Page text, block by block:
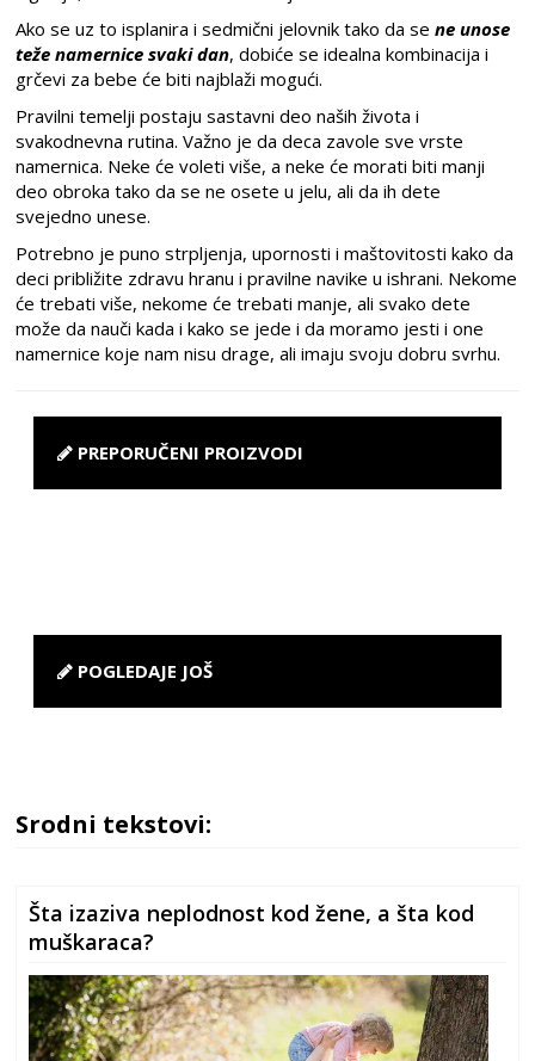
Ako se uz to isplanira i sedmični jelovnik tako da sene unose
teže namernice svaki dan, dobiće se idealna kombinacija i
grčevi za bebe će biti najblaži mogući.
Pravilni temelji postaju sastavni deo naših života i
svakodnevna rutina. Važno je da deca zavole sve vrste
namernica. Neke će voleti više, a neke će morati biti manji
deo obroka tako da se ne osete u jelu, ali da ih dete
svejedno unese.
Potrebno je puno strpljenja, upornosti i maštovitosti kako da
deci približite zdravu hranu i pravilne navike u ishrani. Nekome
će trebati više, nekome će trebati manje, ali svako dete
može da nauči kada i kako se jede i da moramo jesti i one
namernice koje nam nisu drage, ali imaju svoju dobru svrhu.
PREPORUČENI PROIZVODI
POGLEDAJE JOŠ
Srodni tekstovi:
Šta izaziva neplodnost kod žene, a šta kod
muškaraca?